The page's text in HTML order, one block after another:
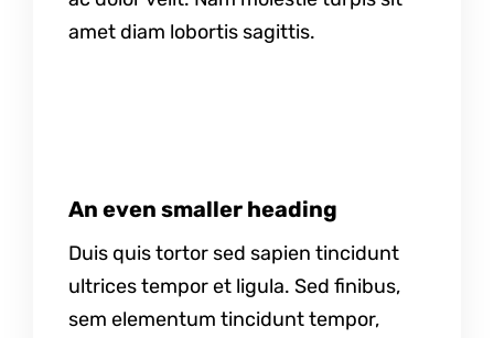
amet diam lobortis sagittis.
An even smaller heading
Duis quis tortor sed sapien tincidunt
ultrices tempor et ligula. Sed finibus,
sem elementum tincidunt tempor,